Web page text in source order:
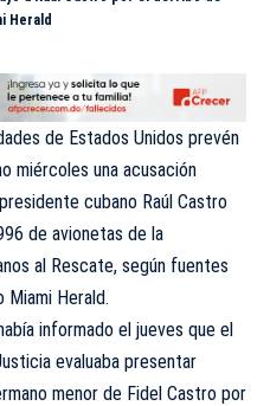
Herald
de Estados Unidos prevén
miércoles una acusación
cubano Raúl Castro
de avionetas de la
al Rescate, según fuentes
Herald.
informado el jueves que el
evaluaba presentar
menor de Fidel Castro por